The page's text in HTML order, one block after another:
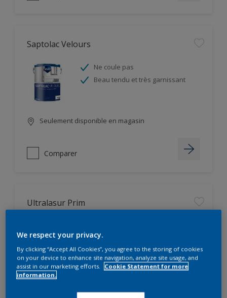
Saptolac Velours
Ne coule pas
Beau tendu et très garnissant
Seulement disponible en magasin
Comparer
Ultralasur Prim
Ne coule pas
Seulement disponible en magasin
We respect your privacy.
By clicking “Accept All Cookies”, you agree to the storing of cookies
on your device to enhance site navigation, analyze site usage, and
assist in our marketing efforts.
Cookie Statement for more
information.